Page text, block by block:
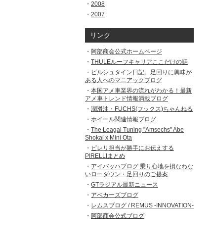
2008
2007
リンク
阿部商会公式ホームページ
THULEルーフキャリアここだけの話
ビルシュタイン日記。足回りに興味が
ある人へのマニアックブログ
本国アメ車業界の流れがわかる！最新
アメ車トレンド情報満載ブログ
潤滑油・FUCHS(フックス)ちゃんねる
ホイール関連情報ブログ
The Leagal Tuning "Amsechs" Abe
Shokai x Mini Ota
ピレリ担当が勝手にお伝えする
PIRELLIまとめ
アイバッハブログ 乗り心地を損なわな
いローダウン・足回りのご提案
GTラジアル最新ニュース
アベカーズブログ
レムスブログ / REMUS -INNOVATION-
阿部商会公式ブログ